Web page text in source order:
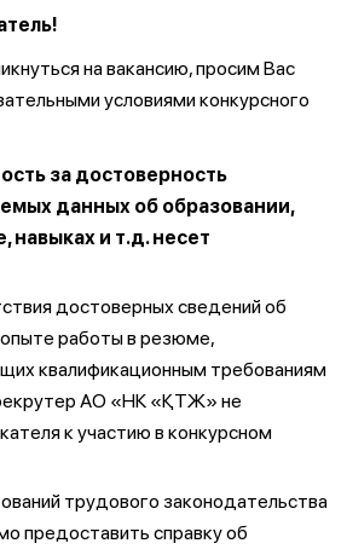
на вакансию, просим Вас
условиями конкурсного
за достоверность
данных об образовании,
навыках и т.д. несет
достоверных сведений об
работы в резюме,
квалификационным требованиям
АО «НК «ҚТЖ» не
к участию в конкурсном
трудового законодательства
предоставить справку об